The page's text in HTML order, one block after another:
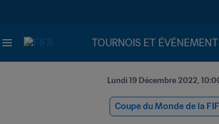
TOURNOIS ET
Lundi 19 Décembre 2022,
Coupe du Monde de la